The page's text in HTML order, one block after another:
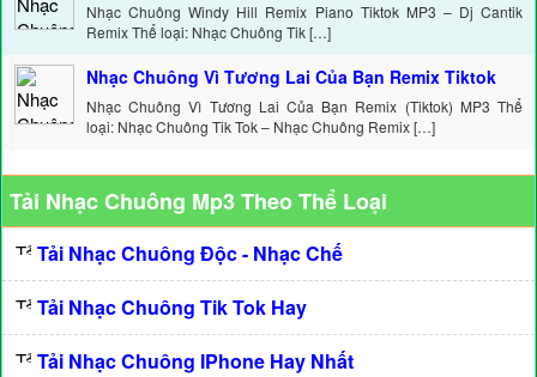
Nhạc Chuông Windy Hill Remix Piano Tiktok MP3 – Dj Cantik
Remix Thể loại: Nhạc Chuông Tik […]
Nhạc Chuông Vì Tương Lai Của Bạn Remix Tiktok
Nhạc Chuông Vì Tương Lai Của Bạn Remix (Tiktok) MP3 Thể
loại: Nhạc Chuông Tik Tok – Nhạc Chuông Remix […]
Tải Nhạc Chuông Mp3 Theo Thể Loại
Tải Nhạc Chuông Độc - Nhạc Chế
Tải Nhạc Chuông Tik Tok Hay
Tải Nhạc Chuông IPhone Hay Nhất